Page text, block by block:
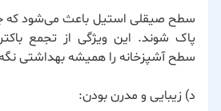
سطح صیقلی استیل باعث می‌شود که
پاک شوند. این ویژگی از تجمع
سطح آشپزخانه را همیشه بهداشتی
د) زیبایی و مدرن بودن: